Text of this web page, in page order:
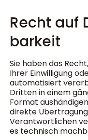
Recht
barkeit
Sie haben das
Ihrer Einwilligung
automatisiert
Dritten in einem
Format
direkte
Verantwortlichen
es technisch